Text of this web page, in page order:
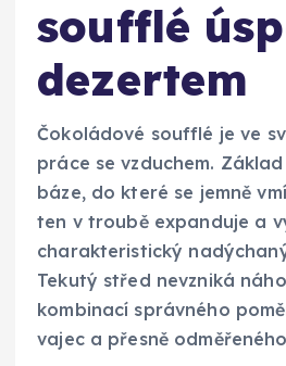
soufflé
dezertem
Čokoládové soufflé je ve
práce se vzduchem.
báze, do které se jemně
ten v troubě expanduje a
charakteristický
Tekutý střed nevzniká
kombinací správného
vajec a přesně